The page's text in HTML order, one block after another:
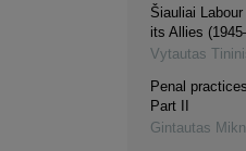
Šiauliai
its Allies
Vytautas
Penal
Part II
Gintautas